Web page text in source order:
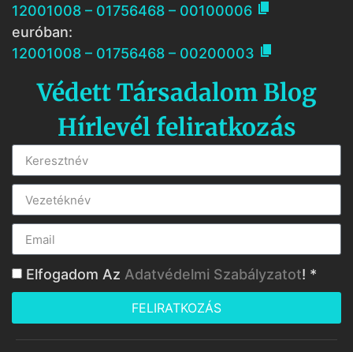
12001008 – 01756468 – 00100006 
euróban:
12001008 – 01756468 – 00200003 
Védett Társadalom Blog
Hírlevél feliratkozás
Elfogadom Az Adatvédelmi Szabályzatot! *
FELIRATKOZÁS